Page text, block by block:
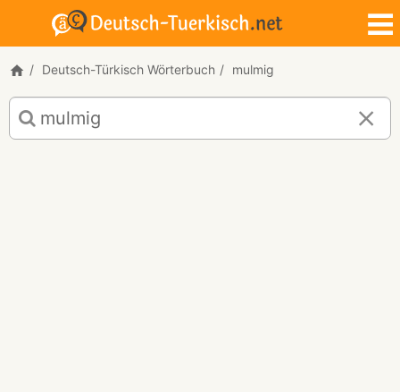
Deutsch-Türkisch Wörterbuch mulmig
Deutsch-
Türkisch
Übersetzung